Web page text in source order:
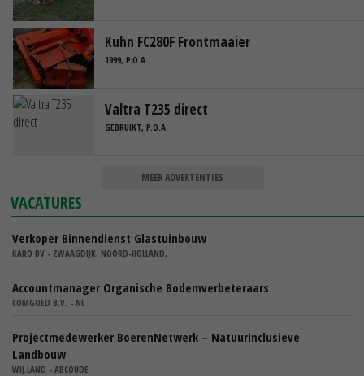
Kuhn FC280F Frontmaaier
1999, P.O.A.
Valtra T235 direct
GEBRUIKT, P.O.A.
MEER ADVERTENTIES
VACATURES
Verkoper Binnendienst Glastuinbouw
KARO BV - ZWAAGDIJK, NOORD-HOLLAND,
Accountmanager Organische Bodemverbeteraars
COMGOED B.V. - NL
Projectmedewerker BoerenNetwerk – Natuurinclusieve
Landbouw
WIJ.LAND - ABCOUDE